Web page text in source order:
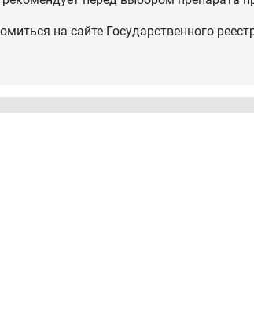
на сайте Государственного